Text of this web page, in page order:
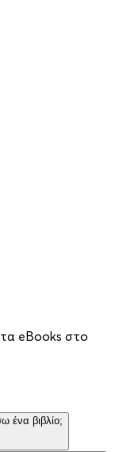
eBooks στο
ένα βιβλίο;